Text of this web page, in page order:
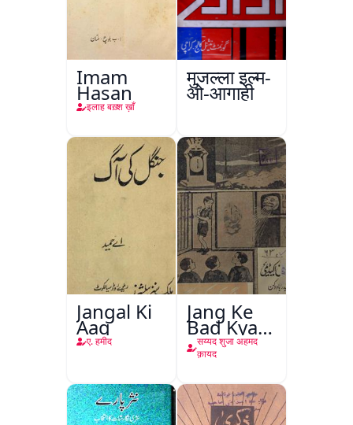
Imam
Hasan
इलाह बख़्श ख़ाँ
मुजल्ला इल्म-
ओ-आगाही
Jangal Ki
Aag
ए. हमीद
Jang Ke
Bad Kya
Hoga
सय्यद शुजा अहमद
क़ायद